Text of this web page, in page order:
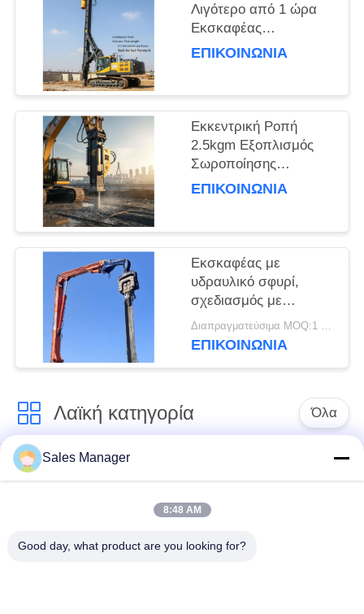
SITEMAP
PRIVACY
POLICY
Λιγότερο από 1 ώρα
Εκσκαφέας
Εγκατεστημένος
172 Kn
Κατασκευασμένος για
διείσδυση στο έδαφος
ΕΠΙΚΟΙΝΩΝΙΑ
Εκκεντρική Ροπή
2.5kgm Εξοπλισμός
Σωροποίησης
Εκσκαφέα για
ΕΠΙΚΟΙΝΩΝΙΑ
Εκσκαφέας με
υδραυλικό σφυρί,
σχεδιασμός με
ευέλικτες επιλογές
χρήσης
Διαπραγματεύσιμα MOQ:1 set
ΕΠΙΚΟΙΝΩΝΙΑ
Λαϊκή κατηγορία Όλα
υδραυλικών
πασσάλων
συναρμολογημένα
σωρό πρόγραμμα
Sales Manager
8:48 AM
Good day, what product are you looking for?